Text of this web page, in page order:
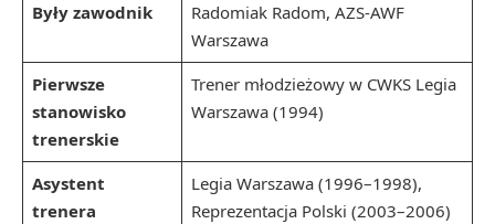
Były zawodnik
Radomiak Radom, AZS-AWF
Warszawa
Pierwsze
stanowisko
trenerskie
Trener młodzieżowy w CWKS Legia
Warszawa (1994)
Asystent
trenera
Legia Warszawa (1996–1998),
Reprezentacja Polski (2003–2006)